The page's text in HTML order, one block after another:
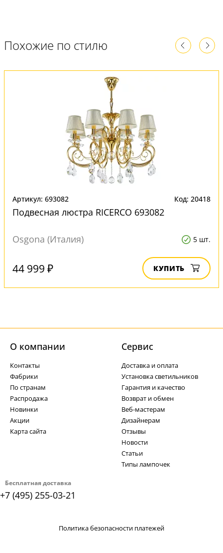
Похожие по стилю
Артикул: 693082 Код: 20418
Подвесная люстра RICERCO 693082
Osgona (Италия) 5 шт.
44 999 ₽ КУПИТЬ
Бесплатная доставка
+7 (495) 255-03-21
О компании
Контакты
Фабрики
По странам
Распродажа
Новинки
Акции
Карта сайта
Cервис
Доставка и оплата
Установка светильников
Гарантия и качество
Возврат и обмен
Веб-мастерам
Дизайнерам
Отзывы
Новости
Статьи
Типы лампочек
Политика безопасности платежей